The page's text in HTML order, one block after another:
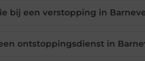
bij een verstopping in
ontstoppingsdienst in